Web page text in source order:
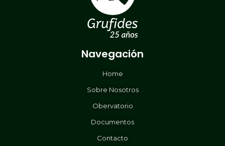
Navegación
Home
Sobre Nosotros
Obervatorio
Documentos
Contacto